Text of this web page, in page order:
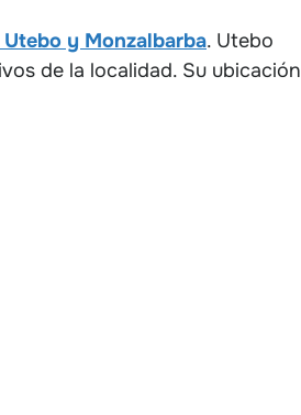
y Monzalbarba. Utebo
de la localidad. Su ubicación